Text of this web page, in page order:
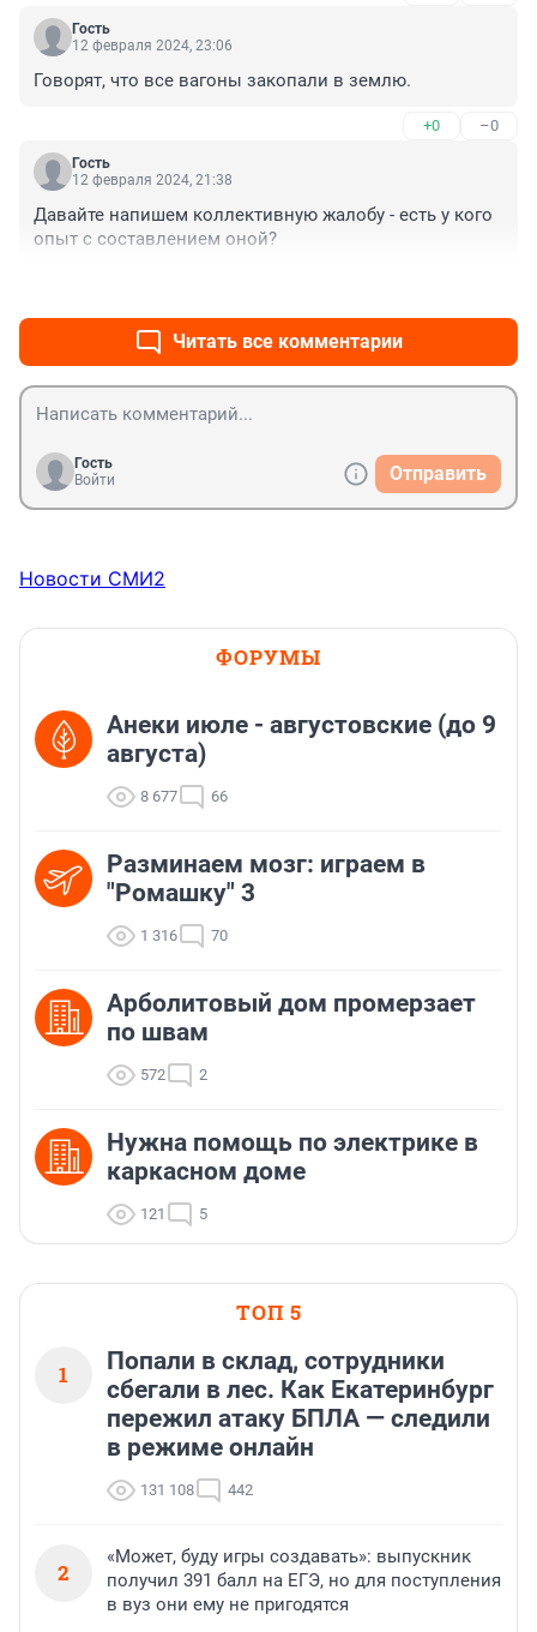
Гость
12 февраля 2024, 23:06
Говорят, что все вагоны закопали в землю.
+0 –0
Гость
12 февраля 2024, 21:38
Давайте напишем коллективную жалобу - есть у кого
опыт с составлением оной?
Читать все комментарии
Гость
Войти
Отправить
Новости СМИ2
ФОРУМЫ
Анеки июле - августовские (до 9
августа)
8 677 66
Разминаем мозг: играем в
"Ромашку" 3
1 316 70
Арболитовый дом промерзает
по швам
572 2
Нужна помощь по электрике в
каркасном доме
121 5
ТОП 5
1
Попали в склад, сотрудники
сбегали в лес. Как Екатеринбург
пережил атаку БПЛА — следили
в режиме онлайн
131 108 442
2
«Может, буду игры создавать»: выпускник
получил 391 балл на ЕГЭ, но для поступления
в вуз они ему не пригодятся